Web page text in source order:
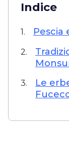
Indice
1. Pescia
2.
3.
Le